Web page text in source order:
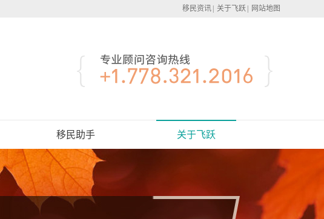
移民资讯 关于飞跃 网站地图
移民助手 关于飞跃